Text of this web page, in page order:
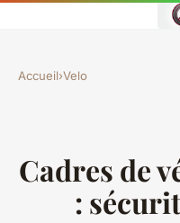
Accueil›Velo
Cadres de
: